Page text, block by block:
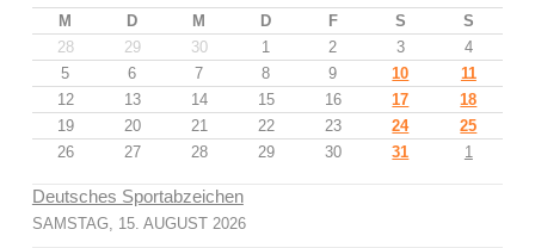
M D M D F S
S
28
29 30 1 2 3
4
5
6 7 8 9 10
11
12
13 14 15 16 17
18
19
20 21 22 23 24
25
26
27 28 29 30 31 1
Deutsches Sportabzeichen
SAMSTAG, 15. AUGUST 2026